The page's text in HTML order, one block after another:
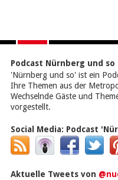
Podcast Nürnberg und so
'Nürnberg und so' ist ein
Ihre Themen aus der
Wechselnde Gäste und
vorgestellt.
Social Media: Podcast
Aktuelle Tweets von